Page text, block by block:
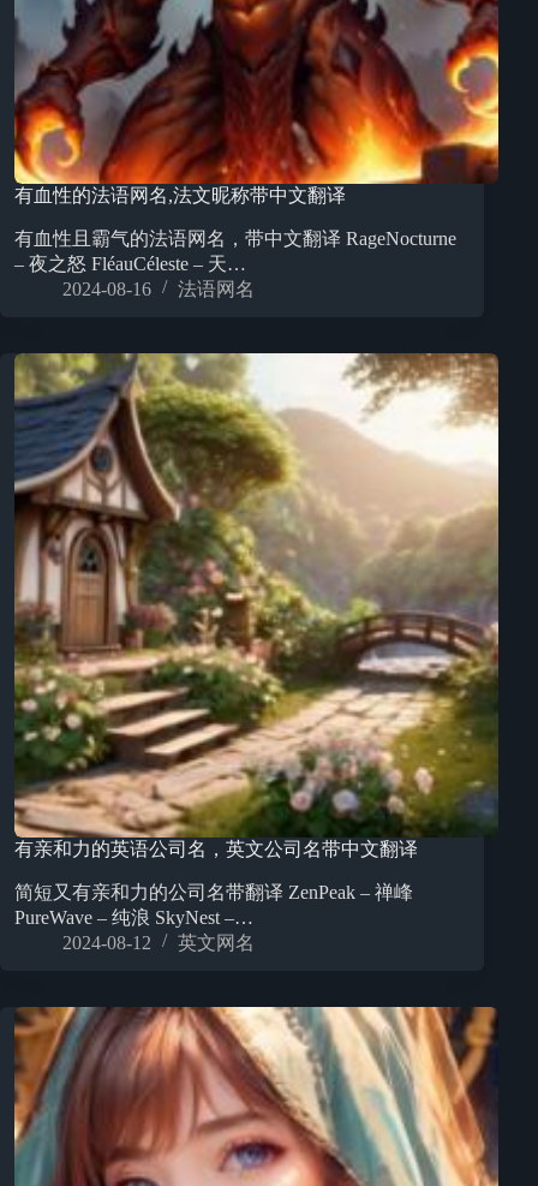
有血性的法语网名,法文昵称带中文翻译
有血性且霸气的法语网名，带中文翻译 RageNocturne
– 夜之怒 FléauCéleste – 天…
2024-08-16
法语网名
有亲和力的英语公司名，英文公司名带中文翻译
简短又有亲和力的公司名带翻译 ZenPeak – 禅峰
PureWave – 纯浪 SkyNest –…
2024-08-12
英文网名